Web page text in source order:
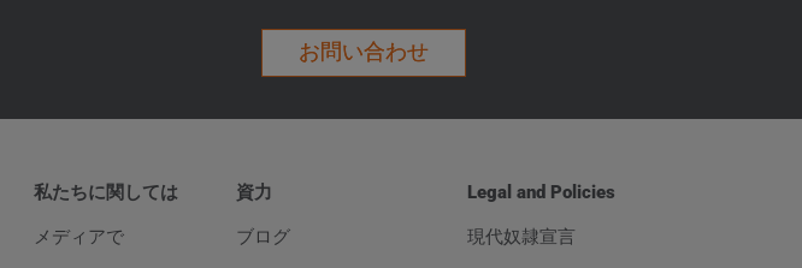
お問い合わせ
私たちに関しては
メディアで
資力
ブログ
Legal and Policies
現代奴隷宣言